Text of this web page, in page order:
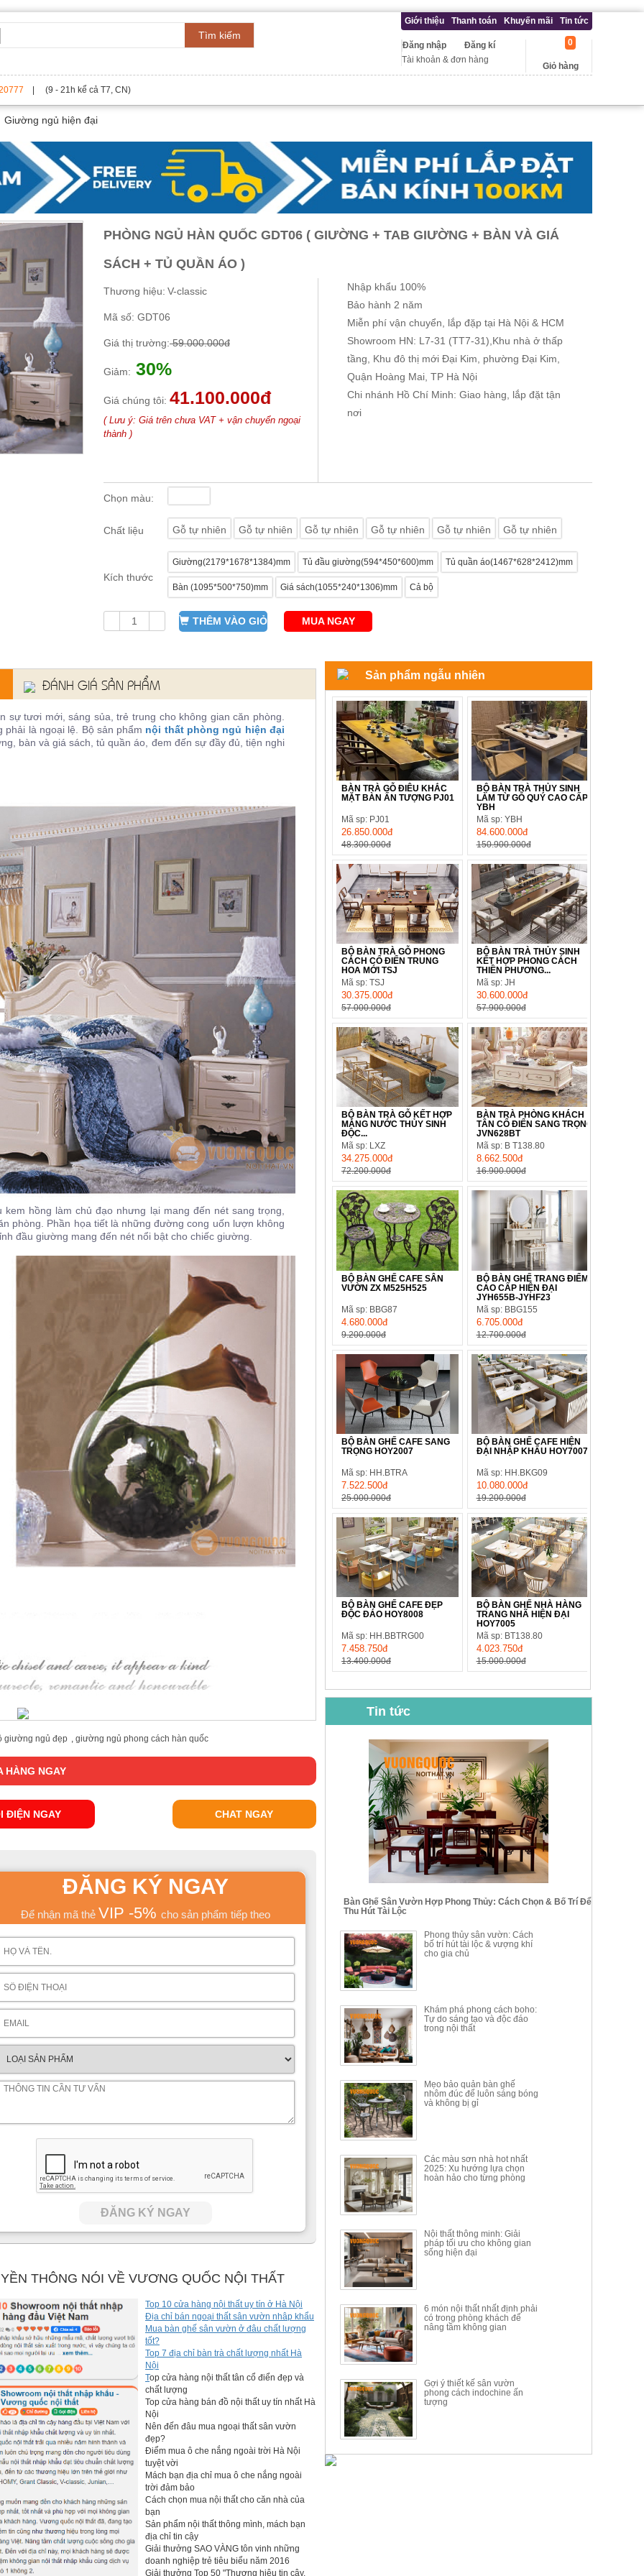
Tìm kiếm
Giới thiệu Thanh toán Khuyến mãi Tin tức
Đăng kí
Đăng nhập
Tài khoản & đơn hàng
Giỏ hàng
0
| (9 - 21h kể cả T7, CN)
Giường ngủ hiện đại
PHÒNG NGỦ HÀN QUỐC GDT06 ( GIƯỜNG + TAB GIƯỜNG + BÀN VÀ GIÁ
SÁCH + TỦ QUẦN ÁO )
Thương hiệu: V-classic
Mã số: GDT06
Giá thị trường:59.000.000đ
Giảm: 30%
Giá chúng tôi: 41.100.000đ
( Lưu ý: Giá trên chưa VAT + vận chuyển ngoại
thành )
Nhập khẩu 100%
Bảo hành 2 năm
Miễn phí vận chuyển, lắp đặp tại Hà Nội & HCM
Showroom HN: L7-31 (TT7-31),Khu nhà ở thấp
tầng, Khu đô thị mới Đại Kim, phường Đại Kim,
Quận Hoàng Mai, TP Hà Nội
Chi nhánh Hồ Chí Minh: Giao hàng, lắp đặt tận
nơi
Chọn màu:
Chất liệu Gỗ tự nhiên Gỗ tự nhiên Gỗ tự nhiên Gỗ tự nhiên Gỗ tự nhiên Gỗ tự nhiên
Kích thước
Giường(2179*1678*1384)mm Tủ đầu giường(594*450*600)mm Tủ quần áo(1467*628*2412)mm
Bàn (1095*500*750)mm Giá sách(1055*240*1306)mm Cả bộ
THÊM VÀO GIỎ MUA NGAY
ĐÁNH GIÁ SẢN PHẨM
sự tươi mới, sáng sủa, trẻ trung cho không gian căn phòng.
phải là ngoại lệ. Bộ sản phẩm nội thất phòng ngủ hiện đại
bàn và giá sách, tủ quần áo, đem đến sự đầy đủ, tiện nghi
hồng làm chủ đạo nhưng lại mang đến nét sang trọng,
phòng. Phần họa tiết là những đường cong uốn lượn không
đầu giường mang đến nét nổi bật cho chiếc giường.
áo cao cấpvới màu sắc tinh tế, thiết kế tuy đơn giản nhưng
rất tinh tế, tỉ mỉ giúp cho không gian căn phòng thêm
hoặc muốn có không gian riêng để thoải mái đọc sách, tra
có thêm hứng thú làm việc và đạt kết quả tốt hơn. Bộ sản
thể làm nổi bật thêm với nhữngphụ kiện trang trí nhà xinh
và phần tủ, ngăn kéo chứa đồ của chiếc bàn.
giường ngủ đẹp , giường ngủ phong cách hàn quốc
HÀNG NGAY
ĐIỆN NGAY CHAT NGAY
ĐĂNG KÝ NGAY
Để nhận mã thẻ VIP -5% cho sản phẩm tiếp theo
ĐĂNG KÝ NGAY
THÔNG NÓI VỀ VƯƠNG QUỐC NỘI THẤT
Top 10 cửa hàng nội thất uy tín ở Hà Nội
Địa chỉ bán ngoại thất sân vườn nhâp khẩu
Mua bàn ghế sân vườn ở đâu chất lượng
tốt?
Top 7 địa chỉ bàn trà chất lượng nhất Hà
Nội
Top cửa hàng nội thất tân cổ điển đẹp và
chất lượng
Top cửa hàng bán đồ nội thất uy tín nhất Hà
Nội
Nên đến đâu mua ngoại thất sân vườn
đẹp?
Điểm mua ô che nắng ngoài trời Hà Nội
tuyệt vời
Mách bạn địa chỉ mua ô che nắng ngoài
trời đảm bảo
Cách chọn mua nội thất cho căn nhà của
bạn
Sản phẩm nội thất thông mình, mách bạn
địa chỉ tin cậy
Giải thưởng SAO VÀNG tôn vinh những
doanh nghiệp trẻ tiêu biểu năm 2016
Giải thưởng Top 50 "Thương hiệu tin cậy,
Sản phẩm ngẫu nhiên
BÀN TRÀ GỖ ĐIÊU KHẮC
MẶT BÀN ẤN TƯỢNG PJ01
Mã sp: PJ01
26.850.000đ
48.300.000đ
BỘ BÀN TRÀ THỦY SINH
LÀM TỪ GỖ QUÝ CAO CẤP
YBH
Mã sp: YBH
84.600.000đ
150.900.000đ
BỘ BÀN TRÀ GỖ PHONG
CÁCH CỔ ĐIỂN TRUNG
HOA MỚI TSJ
Mã sp: TSJ
30.375.000đ
57.000.000đ
BỘ BÀN TRÀ THỦY SINH
KẾT HỢP PHONG CÁCH
THIỀN PHƯƠNG...
Mã sp: JH
30.600.000đ
57.900.000đ
BỘ BÀN TRÀ GỖ KẾT HỢP
MÁNG NƯỚC THỦY SINH
ĐỘC...
Mã sp: LXZ
34.275.000đ
72.200.000đ
BÀN TRÀ PHÒNG KHÁCH
TÂN CỔ ĐIỂN SANG TRỌNG
JVN628BT
Mã sp: B T138.80
8.662.500đ
16.900.000đ
BỘ BÀN GHẾ CAFE SÂN
VƯỜN ZX M525H525
Mã sp: BBG87
4.680.000đ
9.200.000đ
BỘ BÀN GHẾ TRANG ĐIỂM
CAO CẤP HIỆN ĐẠI
JYH655B-JYHF23
Mã sp: BBG155
6.705.000đ
12.700.000đ
BỘ BÀN GHẾ CAFE SANG
TRỌNG HOY2007
Mã sp: HH.BTRA
7.522.500đ
25.000.000đ
BỘ BÀN GHẾ CAFE HIỆN
ĐẠI NHẬP KHẨU HOY7007
Mã sp: HH.BKG09
10.080.000đ
19.200.000đ
BỘ BÀN GHẾ CAFE ĐẸP
ĐỘC ĐÁO HOY8008
Mã sp: HH.BBTRG00
7.458.750đ
13.400.000đ
BỘ BÀN GHẾ NHÀ HÀNG
TRANG NHÃ HIỆN ĐẠI
HOY7005
Mã sp: BT138.80
4.023.750đ
15.000.000đ
BỘ BÀN GHẾ CAFE NHẬP
KHẨU CAO CẤP HOY7006
Mã sp: BT135
14.178.750đ
24.700.000đ
BỘ BÀN TRÀ GỖ TỰ NHIÊN
PHONG CÁCH TRUNG HOA
KIỂU MỚI...
Mã sp: BT138.80
20.250.000đ
39.150.000đ
BỘ BÀN TRÀ GỖ PHONG
CÁCH MỚI KẾT HỢP KHAY
NHÚNG TRÀ YDX
Mã sp: BT150.46
17.617.500đ
34.100.000đ
BỘ BÀN GHẾ CAFE KIỂU
DÁNG ĐƠN GIẢN HIỆN ĐẠI
HOY8010
BÀN GHẾ TRANG ĐIỂM
THÔNG MINH HIỆN ĐẠI
TÍCH HỢP SẠC...
Mã sp: HH.BTD08
6.510.000đ
BỘ BÀN ĂN ĐẢO MẶT ĐÁ
PHIẾN AK3699
Tin tức
Bàn Ghế Sân Vườn Hợp Phong Thủy: Cách Chọn & Bố Trí Để
Thu Hút Tài Lộc
Phong thủy sân vườn: Cách
bố trí hút tài lộc & vượng khí
cho gia chủ
Khám phá phong cách boho:
Tự do sáng tạo và độc đáo
trong nội thất
Mẹo bảo quản bàn ghế
nhôm đúc để luôn sáng bóng
và không bị gỉ
Các màu sơn nhà hot nhất
2025: Xu hướng lựa chọn
hoàn hảo cho từng phòng
Nội thất thông minh: Giải
pháp tối ưu cho không gian
sống hiện đại
6 món nội thất nhất định phải
có trong phòng khách để
nâng tầm không gian
Gợi ý thiết kế sân vườn
phong cách indochine ấn
tượng